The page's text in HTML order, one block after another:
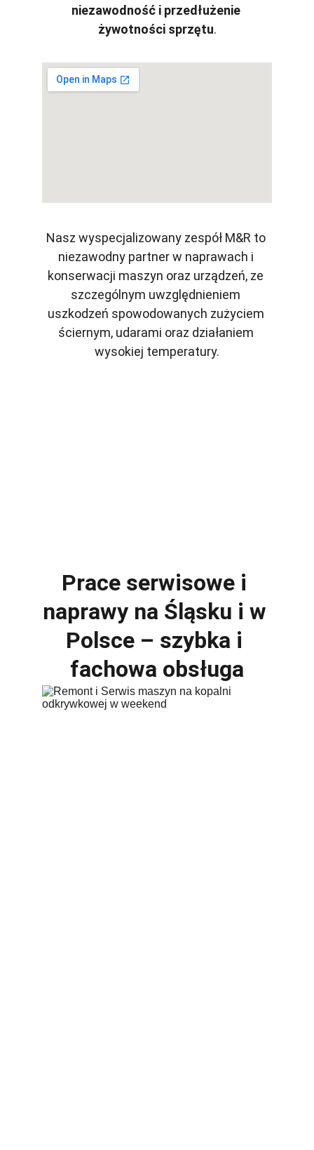
niezawodność i przedłużenie
żywotności sprzętu.
Nasz wyspecjalizowany zespół M&R to
niezawodny partner w naprawach i
konserwacji maszyn oraz urządzeń, ze
szczególnym uwzględnieniem
uszkodzeń spowodowanych zużyciem
ściernym, udarami oraz działaniem
wysokiej temperatury.
Prace serwisowe i
naprawy na Śląsku i w
Polsce – szybka i
fachowa obsługa